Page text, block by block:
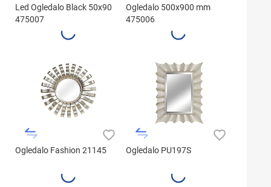
Led Ogledalo Black 50x90
475007
Ogledalo 500x900 mm
475006
Ogledalo Fashion 21145 Ogledalo PU197S